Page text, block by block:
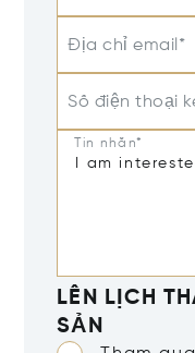
Địa chỉ email*
Số điện thoại
Tin nhắn*
LÊN LỊCH
SẢN